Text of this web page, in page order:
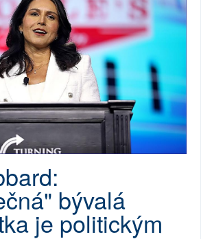
bývalá
je politickým